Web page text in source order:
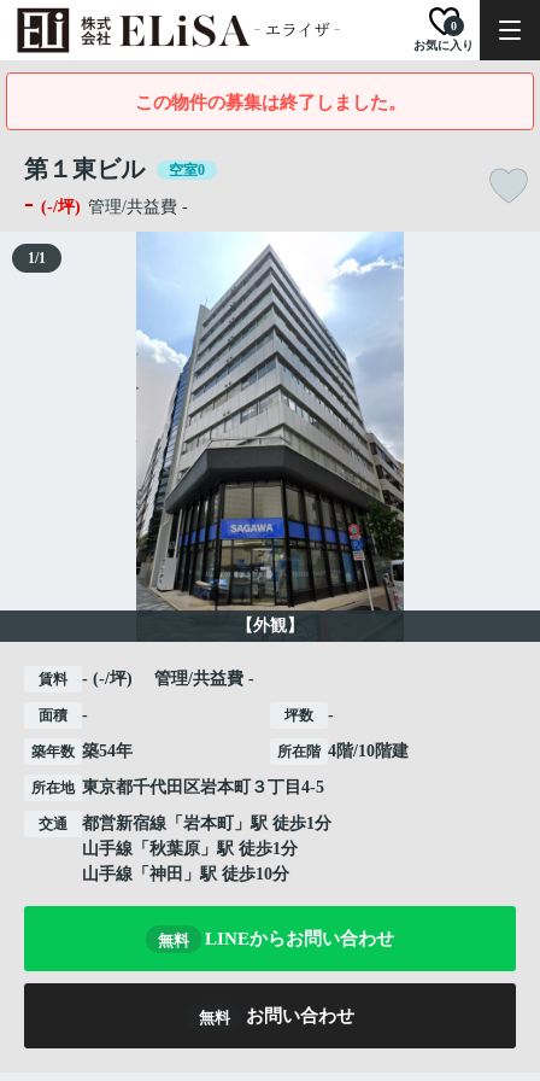
お気に入り
0
この物件の募集は終了しました。
第１東ビル 空室0
- (-/坪) 管理/共益費 -
【外観】
1/1
賃料 - (-/坪) 管理/共益費 -
面積 - 坪数 -
築年数 築54年 所在階 4階/10階建
所在地 東京都千代田区岩本町 ３丁目4-5
交通 都営新宿線 「 岩本町
」駅 徒歩1分
山手線 「 秋葉原 」駅 徒歩1分
山手線 「 神田 」駅 徒歩10分
無料 LINEからお問い合わせ
無料 お問い合わせ